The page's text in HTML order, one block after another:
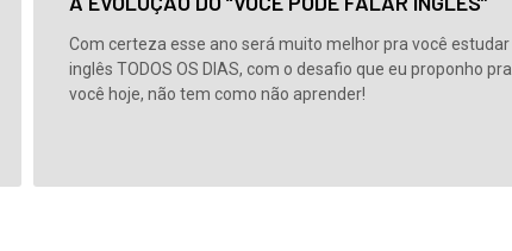
Com certeza esse ano será muito melhor pra você estudar
inglês TODOS OS DIAS, com o desafio que eu proponho pra
você hoje, não tem como não aprender!